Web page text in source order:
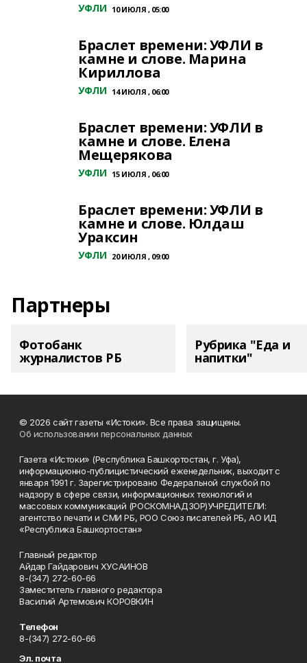
УФЛИ 10 ИЮЛЯ , 05:00
Браслет времени: УФЛИ в
камне и слове. Марина
Кириллова
УФЛИ 14 ИЮЛЯ , 06:00
Браслет времени: УФЛИ в
камне и слове. Елена
Мещерякова
УФЛИ 15 ИЮЛЯ , 06:00
Браслет времени: УФЛИ в
камне и слове. Юлдаш
Ураксин
УФЛИ 20 ИЮЛЯ , 09:00
Партнеры
Фотобанк
журналистов РБ
Рубрика "Еда и
напитки"
© 2026 сайт газеты «Истоки». Все права защищены.
Об использовании персональных данных
Газета «Истоки» (Республика Башкортостан, г. Уфа),
информационно-публицистический еженедельник, выходит с
января 1991 г. Зарегистрировано Федеральной службой по
надзору в сфере связи, информационных технологий и
массовых коммуникаций (РОСКОМНАДЗОР)УЧРЕДИТЕЛИ:
агентство печати и СМИ РБ, РОО Союз писателей РБ, АО ИД
«Республика Башкортостан»
Главный редактор
Айдар Гайдарович ХУСАИНОВ
8-(347) 272-60-66
Заместитель главного редактора
Василий Артемович КОРОВКИН
Телефон
8-(347) 272-60-66
Эл. почта